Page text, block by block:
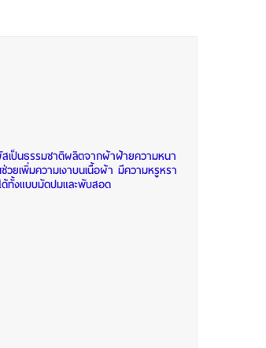
เป็นธรรมชาติผลิตจากผ้าฝ้ายความหนา
ยเพิ่มความเงาบนเนื้อผ้า มีความหรูหรา
ทั้งแบบมัดปมและพับสอด